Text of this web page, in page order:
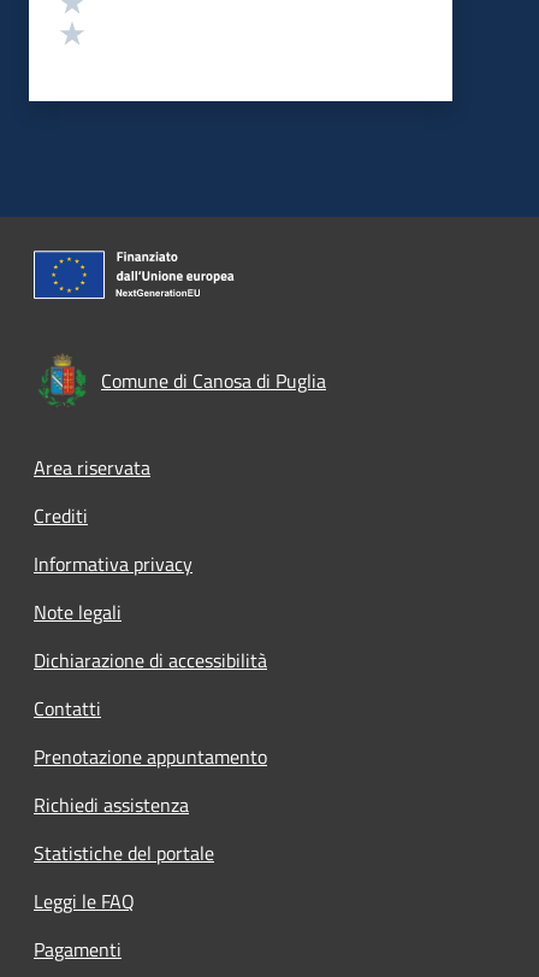
Comune di Canosa di Puglia
Footer menu
Area riservata
Crediti
Informativa privacy
Note legali
Dichiarazione di accessibilità
Contatti
Prenotazione appuntamento
Richiedi assistenza
Statistiche del portale
Leggi le FAQ
Pagamenti